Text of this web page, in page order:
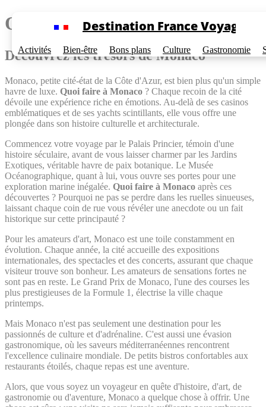
Destination France Voyage
Activités Bien-être Bons plans Culture Gastronomie
Quoi faire à Monaco
Découvrez les trésors de Monaco
Monaco, petite cité-état de la Côte d'Azur, est bien plus qu'un simple
havre de luxe. Quoi faire à Monaco ? Chaque recoin de la cité
dévoile une expérience riche en émotions. Au-delà de ses casinos
emblématiques et de ses yachts scintillants, elle vous offre une
plongée dans son histoire culturelle et architecturale.
Commencez votre voyage par le Palais Princier, témoin d'une
histoire séculaire, avant de vous laisser charmer par les Jardins
Exotiques, véritable havre de paix botanique. Le Musée
Océanographique, quant à lui, vous ouvre ses portes pour une
exploration marine inégalée. Quoi faire à Monaco après ces
découvertes ? Pourquoi ne pas se perdre dans les ruelles sinueuses,
laissant chaque coin de rue vous révéler une anecdote ou un fait
historique sur cette principauté ?
Pour les amateurs d'art, Monaco est une toile constamment en
évolution. Chaque année, la cité accueille des expositions
internationales, des spectacles et des concerts, assurant que chaque
visiteur trouve son bonheur. Les amateurs de sensations fortes ne
sont pas en reste. Le Grand Prix de Monaco, l'une des courses les
plus prestigieuses de la Formule 1, électrise la ville chaque
printemps.
Mais Monaco n'est pas seulement une destination pour les
passionnés de culture et d'adrénaline. C'est aussi une évasion
gastronomique, où les saveurs méditerranéennes rencontrent
l'excellence culinaire mondiale. De petits bistros confortables aux
restaurants étoilés, chaque repas est une aventure.
Alors, que vous soyez un voyageur en quête d'histoire, d'art, de
gastronomie ou d'aventure, Monaco a quelque chose à offrir. Une